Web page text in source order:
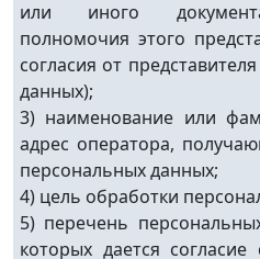
или иного
полномочия этого
согласия от
данных);
3) наименование или
адрес оператора,
персональных данных;
4) цель обработки
5) перечень
которых дается